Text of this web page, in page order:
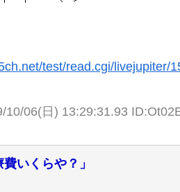
test/read.cgi/livejupiter/
10/06(日) 13:29:31.93
いくらや？」